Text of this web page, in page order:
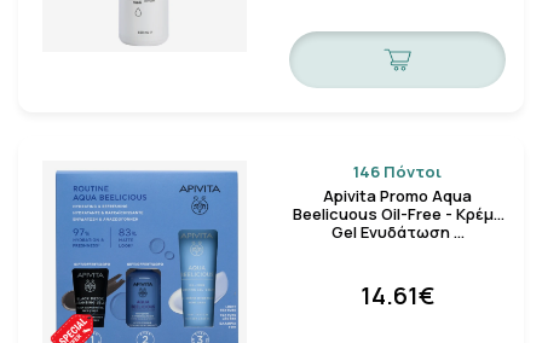
146 Πόντοι
Apivita Promo Aqua
Beelicuous Oil-Free - Κρέμα
Gel Ενυδάτωση …
14.61€